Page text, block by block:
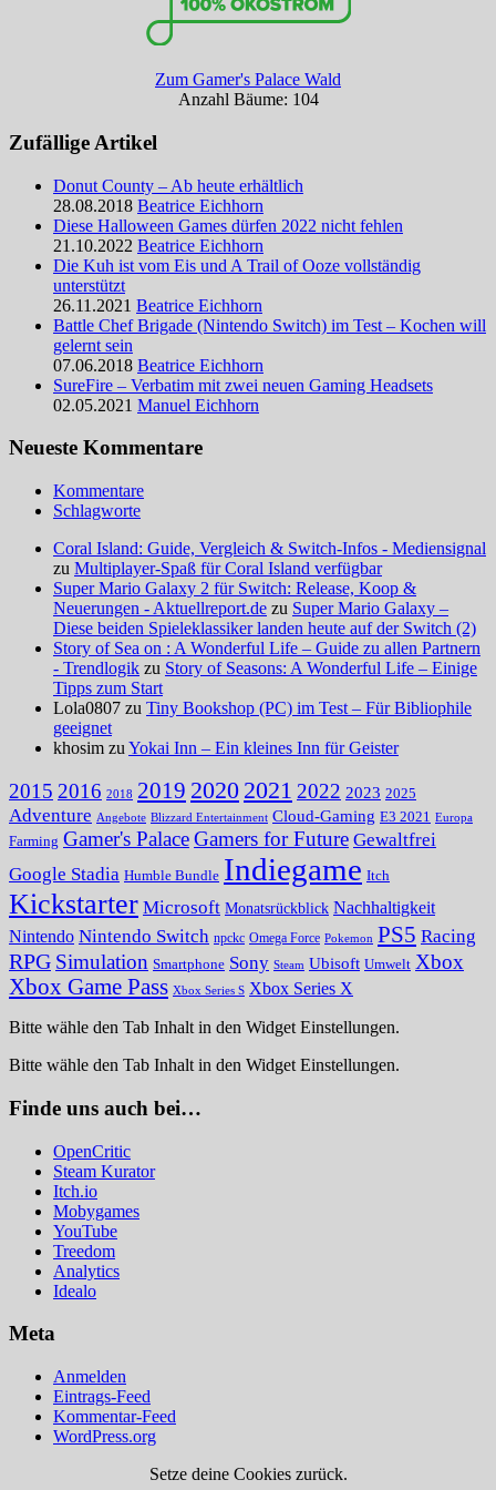
Zum Gamer's Palace Wald
Anzahl Bäume: 104
Zufällige Artikel
Donut County – Ab heute erhältlich
28.08.2018 Beatrice Eichhorn
Diese Halloween Games dürfen 2022 nicht fehlen
21.10.2022 Beatrice Eichhorn
Die Kuh ist vom Eis und A Trail of Ooze vollständig
unterstützt
26.11.2021 Beatrice Eichhorn
Battle Chef Brigade (Nintendo Switch) im Test – Kochen will
gelernt sein
07.06.2018 Beatrice Eichhorn
SureFire – Verbatim mit zwei neuen Gaming Headsets
02.05.2021 Manuel Eichhorn
Neueste Kommentare
Kommentare
Schlagworte
Coral Island: Guide, Vergleich & Switch-Infos - Mediensignal
zu Multiplayer-Spaß für Coral Island verfügbar
Super Mario Galaxy 2 für Switch: Release, Koop &
Neuerungen - Aktuellreport.de zu Super Mario Galaxy –
Diese beiden Spieleklassiker landen heute auf der Switch (2)
Story of Sea on : A Wonderful Life – Guide zu allen Partnern
- Trendlogik zu Story of Seasons: A Wonderful Life – Einige
Tipps zum Start
Lola0807 zu Tiny Bookshop (PC) im Test – Für Bibliophile
geeignet
khosim zu Yokai Inn – Ein kleines Inn für Geister
2015 2016 2018 2019 2020 2021 2022 2023 2025
Adventure Angebote Blizzard Entertainment Cloud-Gaming E3 2021 Europa
Farming Gamer's PalaceGamers for Future Gewaltfrei
Google Stadia Humble Bundle Indiegame Itch
Kickstarter Microsoft Monatsrückblick Nachhaltigkeit
Nintendo Nintendo Switch npckc Omega Force Pokemon PS5 Racing
RPG Simulation Smartphone Sony Steam Ubisoft Umwelt Xbox
Xbox Game Pass Xbox Series S Xbox Series X
Bitte wähle den Tab Inhalt in den Widget Einstellungen.
Bitte wähle den Tab Inhalt in den Widget Einstellungen.
Finde uns auch bei…
OpenCritic
Steam Kurator
Itch.io
Mobygames
YouTube
Treedom
Analytics
Idealo
Meta
Anmelden
Eintrags-Feed
Kommentar-Feed
WordPress.org
Setze deine Cookies zurück.